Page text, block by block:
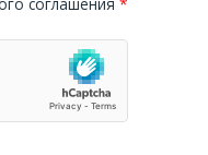
соглашения *